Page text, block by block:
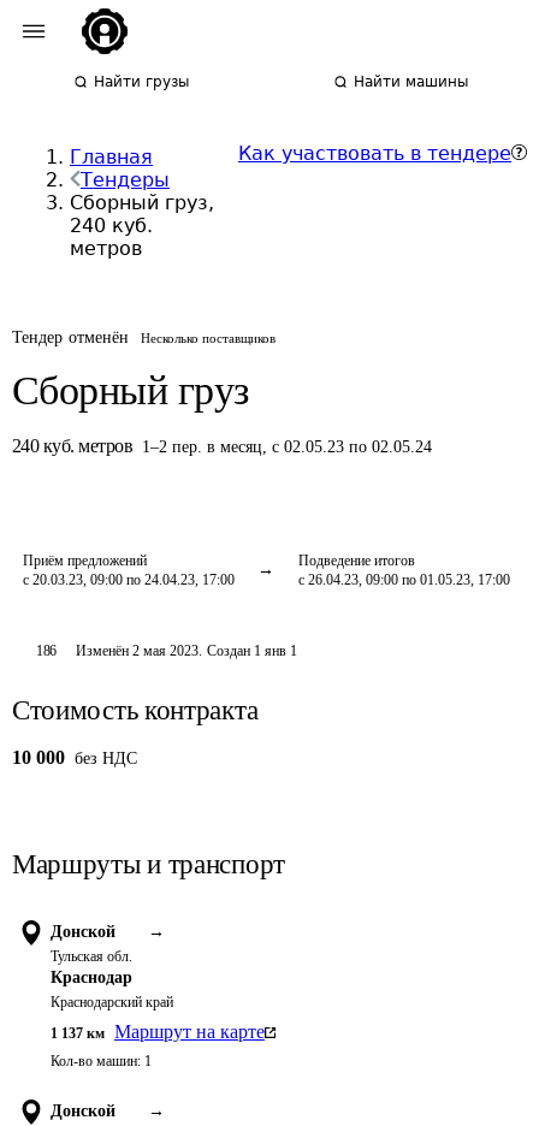
Найти грузы Найти машины
Главная
Тендеры
Сборный груз,
240 куб.
метров
Как участвовать в тендере
Тендер отменён Несколько поставщиков
Сборный груз
240 куб. метров 1–2 пер. в месяц,с 02.05.23 по 02.05.24
Приём предложений
с 20.03.23, 09:00 по 24.04.23, 17:00
Подведение итогов
с 26.04.23, 09:00 по 01.05.23, 17:00
186 Изменён2 мая 2023. Создан 1 янв 1
Стоимость контракта
10 000 без НДС
Маршруты и транспорт
Донской →
Тульская обл.
Краснодар
Краснодарский край
1 137 км Маршрут на карте
Кол-во машин: 1
Донской →